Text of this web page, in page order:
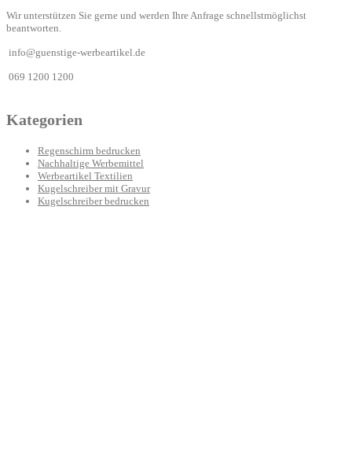
Wir unterstützen Sie gerne und werden Ihre Anfrage schnellstmöglichst
beantworten.
info@guenstige-werbeartikel.de
069 1200 1200
Kategorien
Regenschirm bedrucken
Nachhaltige Werbemittel
Werbeartikel Textilien
Kugelschreiber mit Gravur
Kugelschreiber bedrucken